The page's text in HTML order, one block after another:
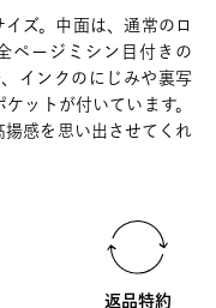
ズ。中面は、通常のロ
ページミシン目付きの
インクのにじみや裏写
ットが付いています。
感を思い出させてくれ
返品特約